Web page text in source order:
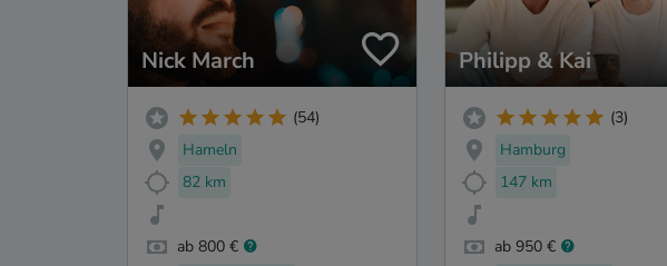
Nick March
(54)
Hameln
82 km
ab 800 €
Philipp & Kai
(3)
Hamburg
147 km
ab 950 €